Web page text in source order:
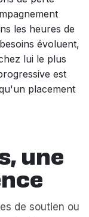
les heures de
évoluent,
lui le plus
est
placement
une
de soutien ou